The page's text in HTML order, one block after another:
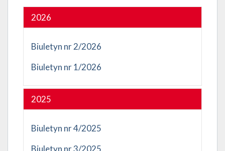
2026
Biuletyn nr 2/2026
Biuletyn nr 1/2026
2025
Biuletyn nr 4/2025